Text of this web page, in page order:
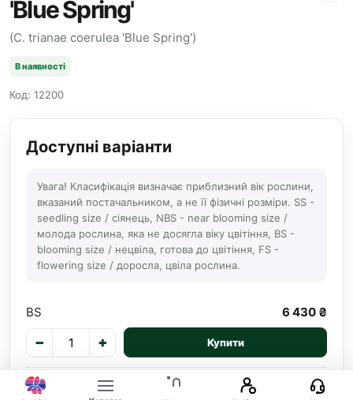
'Blue Spring'
(C. trianae coerulea 'Blue Spring')
В наявності
Код: 12200
Доступні варіанти
Увага! Класифікація визначає приблизний вік рослини,
вказаний постачальником, а не її фізичні розміри. SS -
seedling size / сіянець, NBS - near blooming size /
молода рослина, яка не досягла віку цвітіння, BS -
blooming size / нецвіла, готова до цвітіння, FS -
flowering size / доросла, цвіла рослина.
BS 6 430 ₴
− + Купити